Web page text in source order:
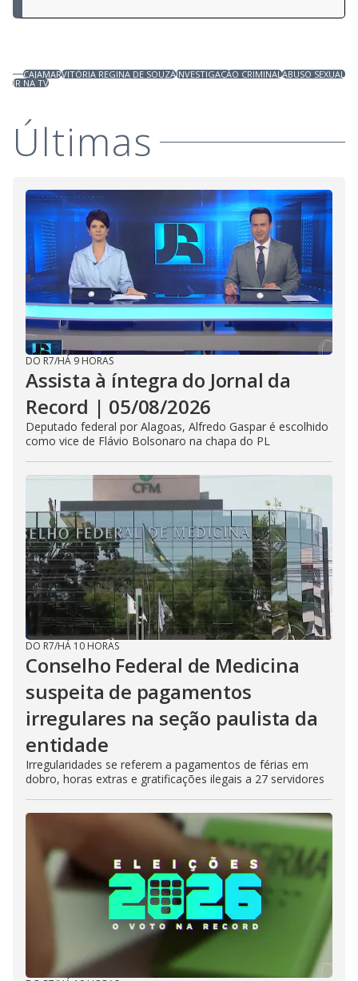
CAJAMARVITÓRIA REGINA DE SOUZAINVESTIGAÇÃO CRIMINALABUSO SEXUAL
JR NA TV
Últimas
DO R7/HÁ 9 HORAS
Assista à íntegra do Jornal da
Record | 05/08/2026
Deputado federal por Alagoas, Alfredo Gaspar é escolhido
como vice de Flávio Bolsonaro na chapa do PL
DO R7/HÁ 10 HORAS
Conselho Federal de Medicina
suspeita de pagamentos
irregulares na seção paulista da
entidade
Irregularidades se referem a pagamentos de férias em
dobro, horas extras e gratificações ilegais a 27 servidores